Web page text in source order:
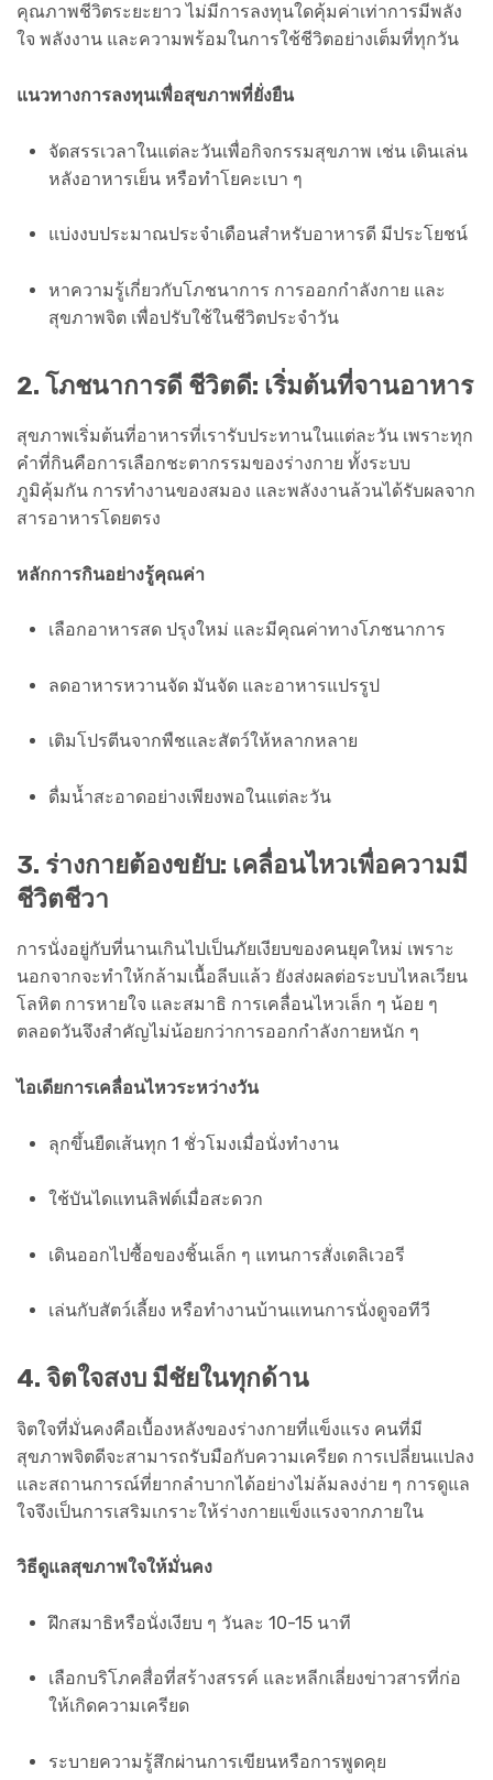
คุณภาพชีวิตระยะยาว ไม่มีการลงทุนใดคุ้มค่าเท่าการมีพลัง
ใจ พลังงาน และความพร้อมในการใช้ชีวิตอย่างเต็มที่ทุกวัน
แนวทางการลงทุนเพื่อสุขภาพที่ยั่งยืน
จัดสรรเวลาในแต่ละวันเพื่อกิจกรรมสุขภาพ เช่น เดินเล่น
หลังอาหารเย็น หรือทำโยคะเบา ๆ
แบ่งงบประมาณประจำเดือนสำหรับอาหารดี มีประโยชน์
หาความรู้เกี่ยวกับโภชนาการ การออกกำลังกาย และ
สุขภาพจิต เพื่อปรับใช้ในชีวิตประจำวัน
2. โภชนาการดี ชีวิตดี: เริ่มต้นที่จานอาหาร
สุขภาพเริ่มต้นที่อาหารที่เรารับประทานในแต่ละวัน เพราะทุก
คำที่กินคือการเลือกชะตากรรมของร่างกาย ทั้งระบบ
ภูมิคุ้มกัน การทำงานของสมอง และพลังงานล้วนได้รับผลจาก
สารอาหารโดยตรง
หลักการกินอย่างรู้คุณค่า
เลือกอาหารสด ปรุงใหม่ และมีคุณค่าทางโภชนาการ
ลดอาหารหวานจัด มันจัด และอาหารแปรรูป
เติมโปรตีนจากพืชและสัตว์ให้หลากหลาย
ดื่มน้ำสะอาดอย่างเพียงพอในแต่ละวัน
3. ร่างกายต้องขยับ: เคลื่อนไหวเพื่อความมี
ชีวิตชีวา
การนั่งอยู่กับที่นานเกินไปเป็นภัยเงียบของคนยุคใหม่ เพราะ
นอกจากจะทำให้กล้ามเนื้อลีบแล้ว ยังส่งผลต่อระบบไหลเวียน
โลหิต การหายใจ และสมาธิ การเคลื่อนไหวเล็ก ๆ น้อย ๆ
ตลอดวันจึงสำคัญไม่น้อยกว่าการออกกำลังกายหนัก ๆ
ไอเดียการเคลื่อนไหวระหว่างวัน
ลุกขึ้นยืดเส้นทุก 1 ชั่วโมงเมื่อนั่งทำงาน
ใช้บันไดแทนลิฟต์เมื่อสะดวก
เดินออกไปซื้อของชิ้นเล็ก ๆ แทนการสั่งเดลิเวอรี
เล่นกับสัตว์เลี้ยง หรือทำงานบ้านแทนการนั่งดูจอทีวี
4. จิตใจสงบ มีชัยในทุกด้าน
จิตใจที่มั่นคงคือเบื้องหลังของร่างกายที่แข็งแรง คนที่มี
สุขภาพจิตดีจะสามารถรับมือกับความเครียด การเปลี่ยนแปลง
และสถานการณ์ที่ยากลำบากได้อย่างไม่ล้มลงง่าย ๆ การดูแล
ใจจึงเป็นการเสริมเกราะให้ร่างกายแข็งแรงจากภายใน
วิธีดูแลสุขภาพใจให้มั่นคง
ฝึกสมาธิหรือนั่งเงียบ ๆ วันละ 10-15 นาที
เลือกบริโภคสื่อที่สร้างสรรค์ และหลีกเลี่ยงข่าวสารที่ก่อ
ให้เกิดความเครียด
ระบายความรู้สึกผ่านการเขียนหรือการพูดคุย